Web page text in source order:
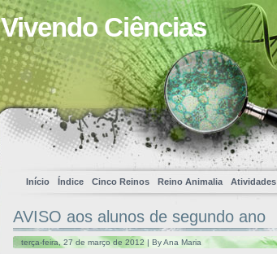
Vivendo Ciências
Início Índice Cinco Reinos Reino Animalia Atividades
AVISO aos alunos de segundo ano
terça-feira, 27 de março de 2012 | By Ana Maria